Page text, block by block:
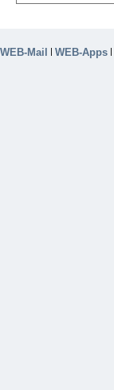
WEB-Mail WEB-Apps |